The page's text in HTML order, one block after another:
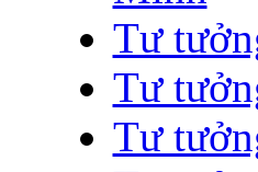
Tư
Tư
Tư